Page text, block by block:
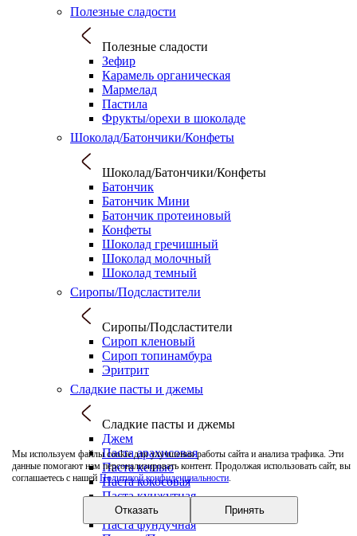
Мы используем файлы cookie для улучшения работы сайта и анализа трафика. Эти
данные помогают нам персонализировать контент. Продолжая использовать сайт, вы
соглашаетесь с нашей Политикой конфиденциальности.
Отказать Принять
Полезные сладости
Полезные сладости
Зефир
Карамель органическая
Мармелад
Пастила
Фрукты/орехи в шоколаде
Шоколад/Батончики/Конфеты
Шоколад/Батончики/Конфеты
Батончик
Батончик Мини
Батончик протеиновый
Конфеты
Шоколад гречишный
Шоколад молочный
Шоколад темный
Сиропы/Подсластители
Сиропы/Подсластители
Сироп кленовый
Сироп топинамбура
Эритрит
Сладкие пасты и джемы
Сладкие пасты и джемы
Джем
Паста арахисовая
Паста кешью
Паста кокосовая
Паста кунжутная
Паста миндальная
Паста фундучная